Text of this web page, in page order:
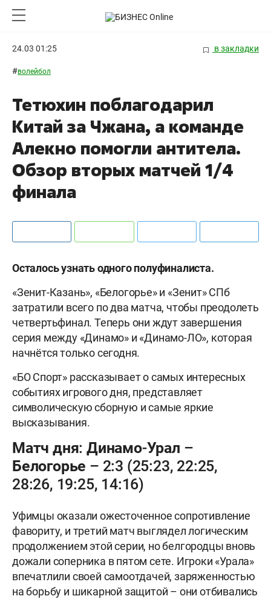
24.03 01:25 в закладки
#волейбол
Тетюхин поблагодарил
Китай за Чжана, а команде
Алекно помогли антитела.
Обзор вторых матчей 1/4
финала
Осталось узнать одного полуфиналиста.
«Зенит-Казань», «Белогорье» и «Зенит» СПб
затратили всего по два матча, чтобы преодолеть
четвертьфинал. Теперь они ждут завершения
серия между «Динамо» и «Динамо-ЛО», которая
начнётся только сегодня.
«БО Спорт» рассказывает о самых интересных
событиях игрового дня, представляет
символическую сборную и самые яркие
высказывания.
Матч дня: Динамо-Урал –
Белогорье – 2:3 (25:23, 22:25,
28:26, 19:25, 14:16)
Уфимцы оказали ожесточенное сопротивление
фавориту, и третий матч выглядел логическим
продолжением этой серии, но белгородцы вновь
дожали соперника в пятом сете. Игроки «Урала»
впечатлили своей самоотдачей, заряженностью
на борьбу и шикарной защитой – они отбивались